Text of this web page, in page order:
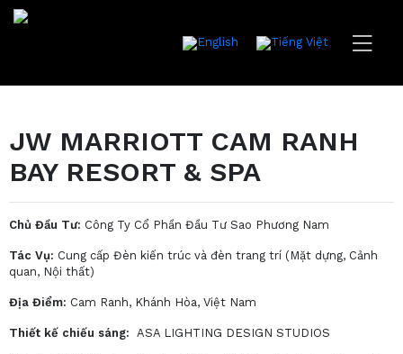
JW MARRIOTT CAM RANH
BAY RESORT & SPA
Chủ Đầu Tư: Công Ty Cổ Phần Đầu Tư Sao Phương Nam
Tác Vụ: Cung cấp Đèn kiến trúc và đèn trang trí (Mặt dựng, Cảnh
quan, Nội thất)
Địa Điểm: Cam Ranh, Khánh Hòa, Việt Nam
Thiết kế chiếu sáng: ASA LIGHTING DESIGN STUDIOS